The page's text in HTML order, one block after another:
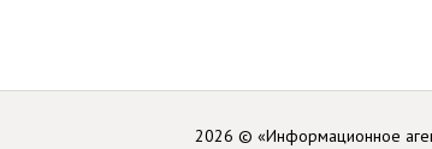
2026 © «Информационное